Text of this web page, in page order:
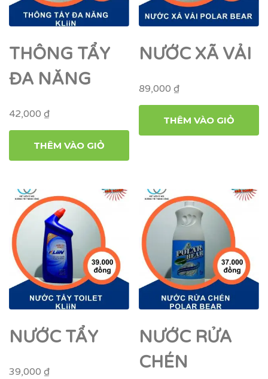
THÔNG TẨY
ĐA NĂNG
42,000 ₫
THÊM VÀO GIỎ
NƯỚC XÃ VẢI
89,000₫
THÊM VÀO GIỎ
NƯỚC TẨY
39,000 ₫
NƯỚC RỬA
CHÉN